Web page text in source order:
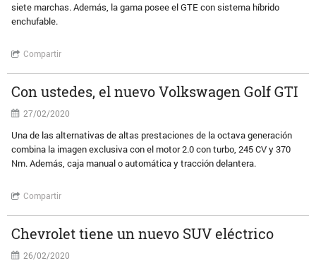
siete marchas. Además, la gama posee el GTE con sistema híbrido
enchufable.
Compartir
Con ustedes, el nuevo Volkswagen Golf GTI
27/02/2020
Una de las alternativas de altas prestaciones de la octava generación
combina la imagen exclusiva con el motor 2.0 con turbo, 245 CV y 370
Nm. Además, caja manual o automática y tracción delantera.
Compartir
Chevrolet tiene un nuevo SUV eléctrico
26/02/2020